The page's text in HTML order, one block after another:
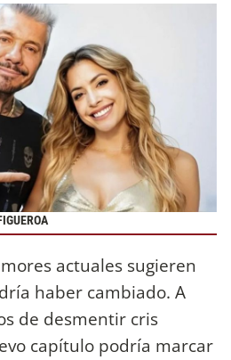
actuales sugieren
haber cambiado. A
de desmentir cris
capítulo podría marcar